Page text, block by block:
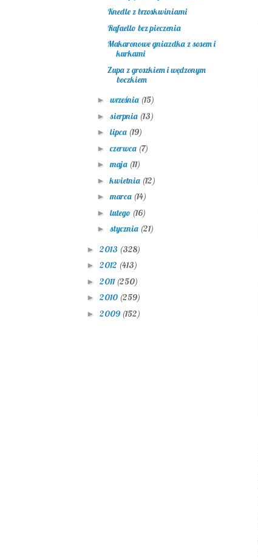
Knedle z brzoskwiniami
Rafaello bez pieczenia
Makaronowe gniazdka z sosem i
kurkami
Zupa z groszkiem i wędzonym
boczkiem
► września (15)
► sierpnia (13)
► lipca (19)
►czerwca (7)
►maja (11)
►kwietnia (12)
►marca (14)
► lutego (16)
► stycznia (21)
► 2013 (328)
► 2012 (413)
► 2011 (250)
► 2010 (259)
► 2009 (152)